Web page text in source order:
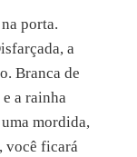
porta.
a
Branca de
a rainha
mordida,
você ficará